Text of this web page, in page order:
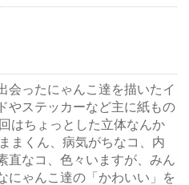
会ったにゃんこ達を描いたイ
やステッカーなど主に紙もの
はちょっとした立体なんか
まくん、病気がちなコ、内
直なコ、色々いますが、みん
にゃんこ達の「かわいい」を